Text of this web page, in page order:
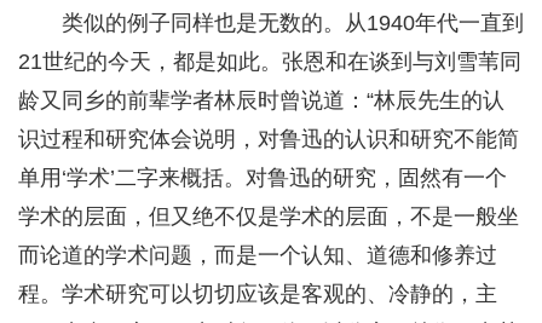
类似的例子同样也是无数的。从1940年代一直到
21世纪的今天，都是如此。张恩和在谈到与刘雪苇同
龄又同乡的前辈学者林辰时曾说道：“林辰先生的认
识过程和研究体会说明，对鲁迅的认识和研究不能简
单用‘学术’二字来概括。对鲁迅的研究，固然有一个
学术的层面，但又绝不仅是学术的层面，不是一般坐
而论道的学术问题，而是一个认知、道德和修养过
程。学术研究可以切切应该是客观的、冷静的，主